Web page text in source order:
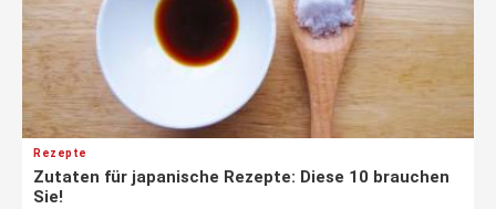
Rezepte
Zutaten für japanische Rezepte: Diese 10 brauchen
Sie!